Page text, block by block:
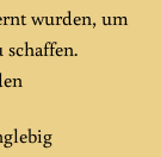
wurden, um